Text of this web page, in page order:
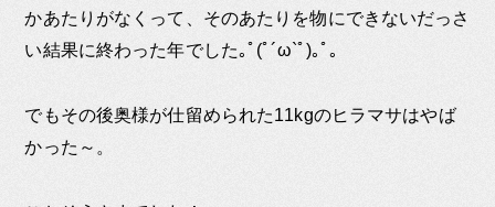
かあたりがなくって、そのあたりを物にできないだっさ
い結果に終わった年でした｡ﾟ(ﾟ´ω`ﾟ)｡ﾟ｡
でもその後奥様が仕留められた11kgのヒラマサはやば
かった～。